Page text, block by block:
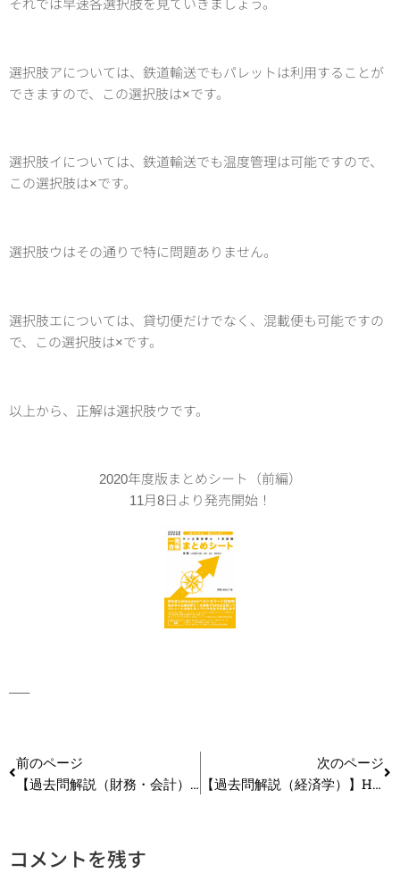
それでは早速各選択肢を見ていきましょう。
選択肢アについては、鉄道輸送でもパレットは利用することが
できますので、この選択肢は×です。
選択肢イについては、鉄道輸送でも温度管理は可能ですので、
この選択肢は×です。
選択肢ウはその通りで特に問題ありません。
選択肢エについては、貸切便だけでなく、混載便も可能ですの
で、この選択肢は×です。
以上から、正解は選択肢ウです。
2020年度版まとめシート（前編）
11月8日より発売開始！
—–
前のページ
【過去問解説（財務・会計）】H29 第11問 経営分析
次のページ
【過去問解説（経済学）】H29 第17問 ゲーム理論
コメントを残す